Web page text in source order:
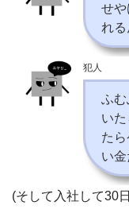
せや
れる
犯人
ふ
い
た
い金
(そして入社して30